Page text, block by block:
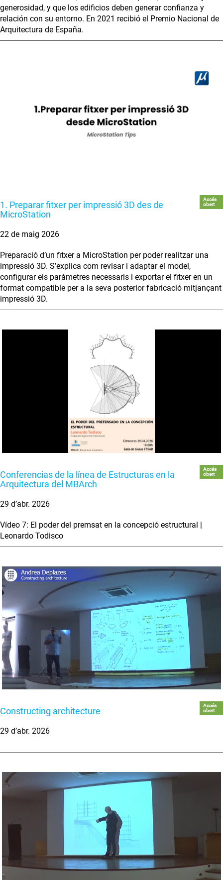
generosidad, y que los edificios deben generar confianza y
relación con su entorno. En 2021 recibió el Premio Nacional de
Arquitectura de España.
1. Preparar fitxer per impressió 3D des de
MicroStation
Accés
obert
22 de maig 2026
Preparació d’un fitxer a MicroStation per poder realitzar una
impressió 3D. S’explica com revisar i adaptar el model,
configurar els paràmetres necessaris i exportar el fitxer en un
format compatible per a la seva posterior fabricació mitjançant
impressió 3D.
Conferencias de la línea de Estructuras en la
Arquitectura del MBArch
Accés
obert
29 d’abr. 2026
Vídeo 7: El poder del premsat en la concepció estructural |
Leonardo Todisco
Constructing architecture
Accés
obert
29 d’abr. 2026